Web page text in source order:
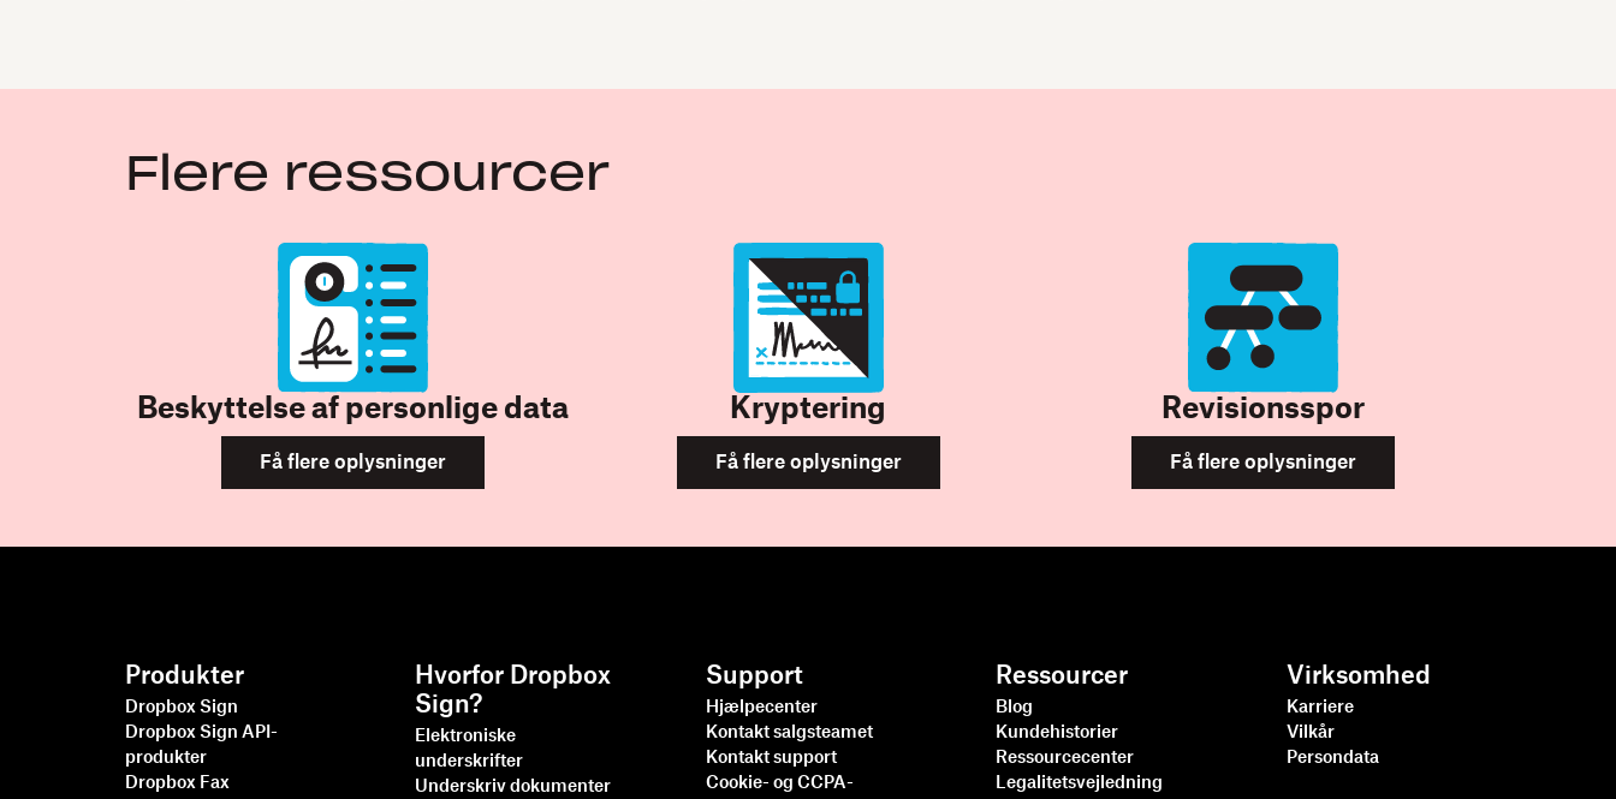
Flere ressourcer
Beskyttelse af personlige data
Få flere oplysninger
Kryptering
Få flere oplysninger
Revisionsspor
Få flere oplysninger
Produkter
Dropbox Sign
Dropbox Sign API-
produkter
Dropbox Fax
Hvorfor Dropbox
Sign?
Elektroniske
underskrifter
Underskriv dokumenter
Support
Hjælpecenter
Kontakt salgsteamet
Kontakt support
Cookie- og CCPA-
Ressourcer
Blog
Kundehistorier
Ressourcecenter
Legalitetsvejledning
Virksomhed
Karriere
Vilkår
Persondata